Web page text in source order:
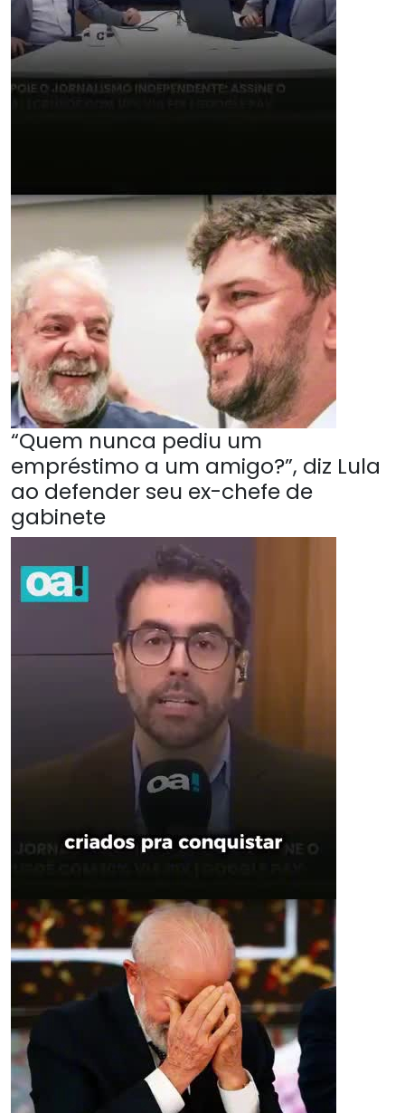
“Quem nunca pediu um
empréstimo a um amigo?”, diz Lula
ao defender seu ex-chefe de
gabinete